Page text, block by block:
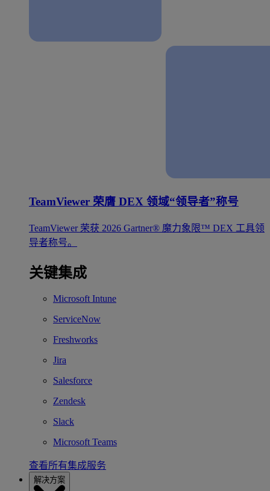
TeamViewer 荣膺 DEX 领域“领导者”称号
TeamViewer 荣获 2026 Gartner® 魔力象限™ DEX 工具领
导者称号。
关键集成
Microsoft Intune
ServiceNow
Freshworks
Jira
Salesforce
Zendesk
Slack
Microsoft Teams
查看所有集成服务
解决方案